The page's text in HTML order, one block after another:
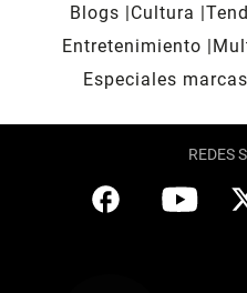
Blogs
Cultura
Entretenimiento
Especiales
REDES